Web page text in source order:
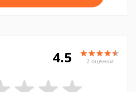
4.5 2 оценки